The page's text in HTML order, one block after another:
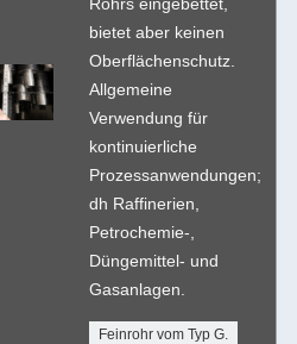
bietet aber keinen
Oberflächenschutz.
Allgemeine
Verwendung für
kontinuierliche
Prozessanwendungen;
dh Raffinerien,
Petrochemie-,
Düngemittel- und
Gasanlagen.
Feinrohr vom Typ G.